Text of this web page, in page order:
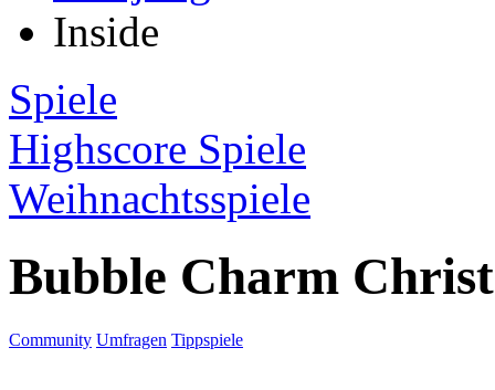
Inside
Spiele
Highscore Spiele
Weihnachtsspiele
Bubble Charm
Community Umfragen Tippspiele